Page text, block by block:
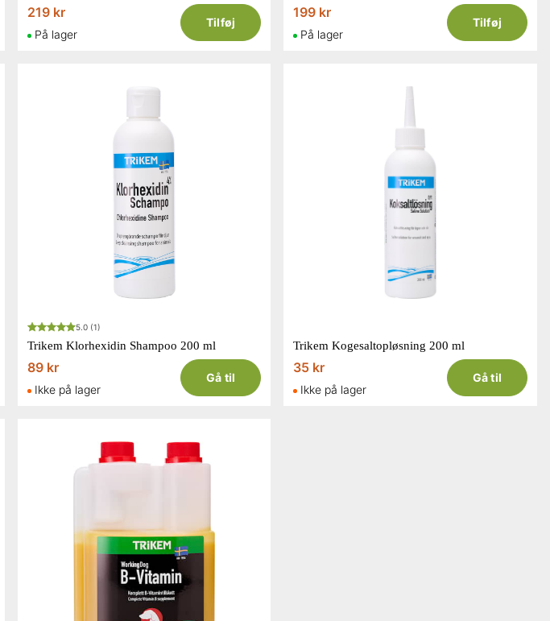
219 kr
På lager
Tilføj
199 kr
På lager
Tilføj
5.0(1)
Trikem Klorhexidin Shampoo 200 ml
89 kr
Ikke på lager
Gå til
Trikem Kogesaltopløsning 200 ml
35 kr
Ikke på lager
Gå til